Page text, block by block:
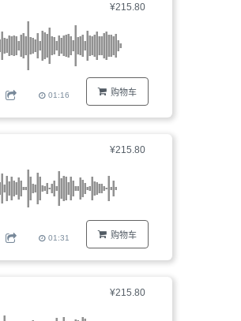
¥215.80
购物车
01:16
¥215.80
购物车
01:31
¥215.80